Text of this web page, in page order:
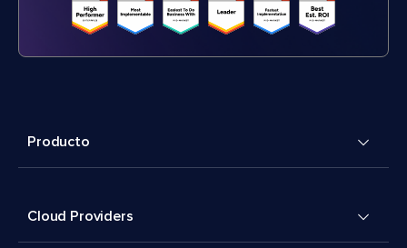
Producto
Cloud Providers